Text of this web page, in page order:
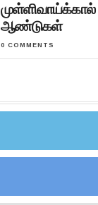
முள்ளிவாய்க்கால்
ஆண்டுகள்
0 COMMENTS